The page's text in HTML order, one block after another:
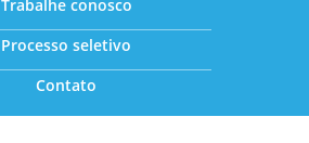
Trabalhe conosco
Processo seletivo
Contato